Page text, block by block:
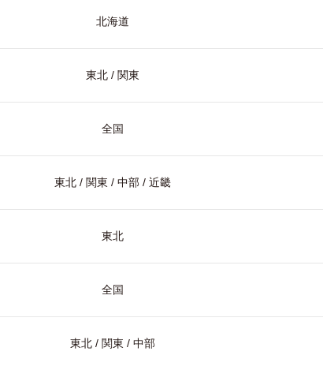
北海道
東北 / 関東
全国
東北 / 関東 / 中部 / 近畿
東北
全国
東北 / 関東 / 中部